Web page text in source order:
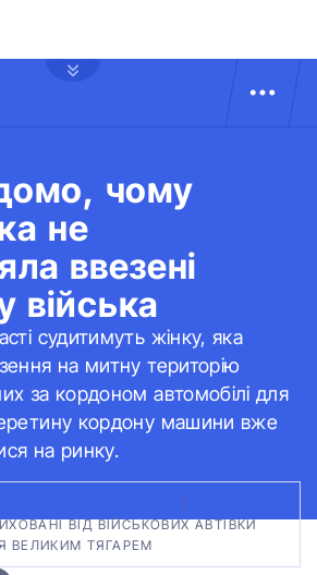
чому
не
ввезені
війська
судитимуть жінку, яка
на митну територію
за кордоном автомобілі для
кордону машини вже
на ринку.
ВІД ВІЙСЬКОВИХ АВТІВКИ
ВЕЛИКИМ ТЯГАРЕМ